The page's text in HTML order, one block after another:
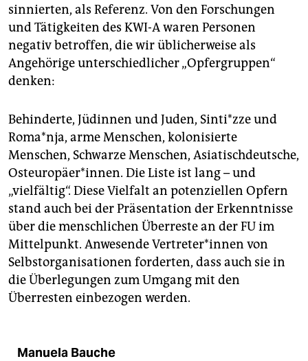
sinnierten, als Referenz. Von den Forschungen
und Tätigkeiten des KWI-A waren Personen
negativ betroffen, die wir ­üblicherweise als
Angehörige unterschiedlicher „Opfergruppen“
denken:
Behinderte, Jüdinnen und Juden, Sin­ti*z­ze und
Roma*nja, arme Menschen, kolonisierte
Menschen, Schwarze Menschen, Asiatischdeutsche,
Osteuropäer*innen. Die Liste ist lang – und
„vielfältig“. Diese Vielfalt an potenziellen Opfern
stand auch bei der Präsentation der Erkenntnisse
über die menschlichen Überreste an der FU im
Mittelpunkt. Anwesende Ver­tre­te­r*in­nen von
Selbst­organisationen forderten, dass auch sie in
die Überlegungen zum Umgang mit den
Überresten einbezogen werden.
Manuela Bauche